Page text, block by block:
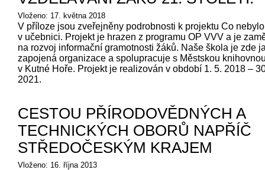
Vloženo: 17. května 2018
V příloze jsou zveřejněny podrobnosti k projektu Co nebylo
v učebnici. Projekt je hrazen z programu OP VVV a je
na rozvoj informační gramotnosti žáků. Naše škola je zde
zapojená organizace a spolupracuje s Městskou
v Kutné Hoře. Projekt je realizován v období 1. 5. 2018 –
2021.
CESTOU PŘÍRODOVĚDNÝCH A
TECHNICKÝCH OBORŮ NAPŘÍČ
STŘEDOČESKÝM KRAJEM
Vloženo: 16. října 2013